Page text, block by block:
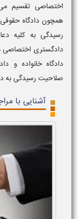
اختصاصی تقسیم
همچون دادگاه
رسیدگی به کلیه
دادگستری
دادگاه خانواده و
صلاحیت رسیدگی به
آشنایی با